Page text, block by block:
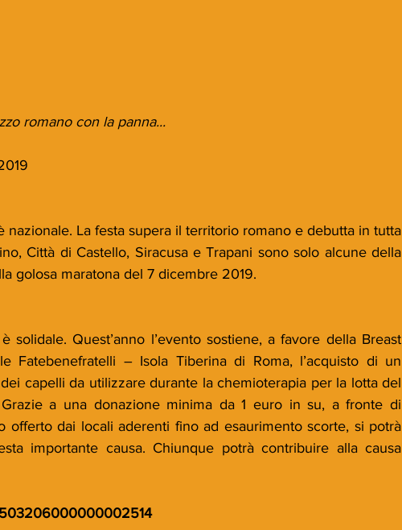
romano con la panna...
nazionale. La festa supera il territorio romano e debutta in tutta
Città di Castello, Siracusa e Trapani sono solo alcune della
golosa maratona del 7 dicembre 2019.
solidale. Quest’anno l’evento sostiene, a favore della Breast
Fatebenefratelli – Isola Tiberina di Roma, l’acquisto di un
capelli da utilizzare durante la chemioterapia per la lotta del
a una donazione minima da 1 euro in su, a fronte di
offerto dai locali aderenti fino ad esaurimento scorte, si potrà
importante causa. Chiunque potrà contribuire alla causa